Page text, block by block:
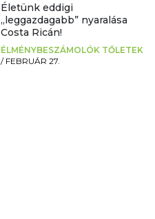
Életünk eddigi
„leggazdagabb” nyaralása
Costa Ricán!
ÉLMÉNYBESZÁMOLÓK TŐLETEK
/ FEBRUÁR 27.